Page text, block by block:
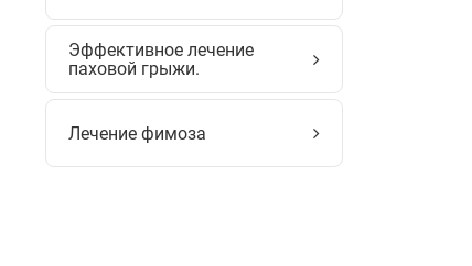
Эффективное лечение
паховой грыжи.
Лечение фимоза